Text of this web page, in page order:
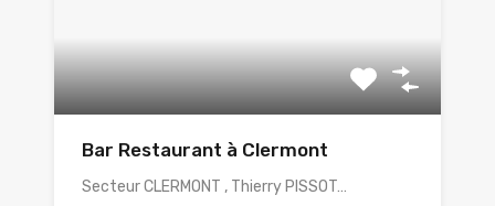
Bar Restaurant à Clermont
Secteur CLERMONT , Thierry PISSOT…